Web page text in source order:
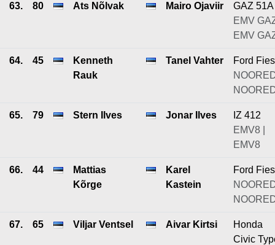
63. 80 Ats Nõlvak Mairo Ojaviir
GAZ 51A
EMV
EMV
64. 45
Kenneth
Rauk
Tanel Vahter
Ford
65. 79 Stern Ilves Jonar Ilves
IZ 412
EMV8 |
EMV8
66. 44
Mattias
Kõrge
Karel
Kastein
Ford
67. 65 Viljar Ventsel Aivar Kirtsi
Honda
Civic